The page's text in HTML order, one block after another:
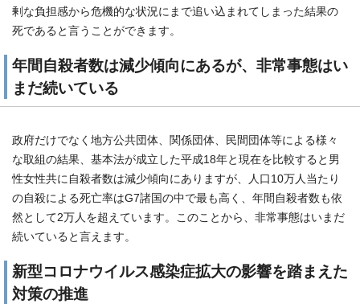
剰な負担感から危機的な状況にまで追い込まれてしまった結果の
死であると言うことができます。
年間自殺者数は減少傾向にあるが、非常事態はい
まだ続いている
政府だけでなく地方公共団体、関係団体、民間団体等による様々
な取組の結果、基本法が成立した平成18年と現在を比較すると男
性女性共に自殺者数は減少傾向にありますが、人口10万人当たり
の自殺による死亡率はG7諸国の中で最も高く、年間自殺者数も依
然として2万人を超えています。このことから、非常事態はいまだ
続いていると言えます。
新型コロナウイルス感染症拡大の影響を踏まえた
対策の推進